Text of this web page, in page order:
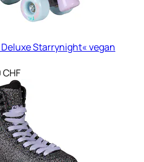
Starrynight« vegan